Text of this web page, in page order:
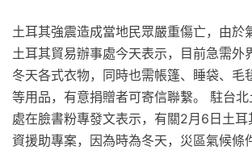
土耳其強震造成當地民眾嚴重傷亡，由於
土耳其貿易辦事處今天表示，目前急需外
冬天各式衣物，同時也需帳篷、睡袋、毛
等用品，有意捐贈者可寄信聯繫。 駐台
處在臉書粉專發文表示，有關2月6日土
資援助專案，因為時為冬天，災區氣候條